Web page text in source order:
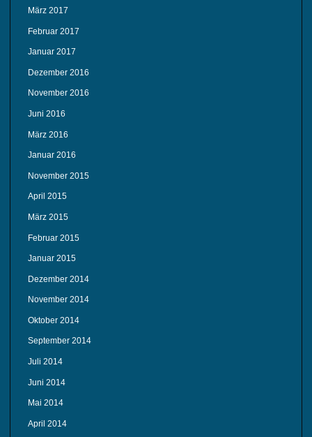
März 2017
Februar 2017
Januar 2017
Dezember 2016
November 2016
Juni 2016
März 2016
Januar 2016
November 2015
April 2015
März 2015
Februar 2015
Januar 2015
Dezember 2014
November 2014
Oktober 2014
September 2014
Juli 2014
Juni 2014
Mai 2014
April 2014